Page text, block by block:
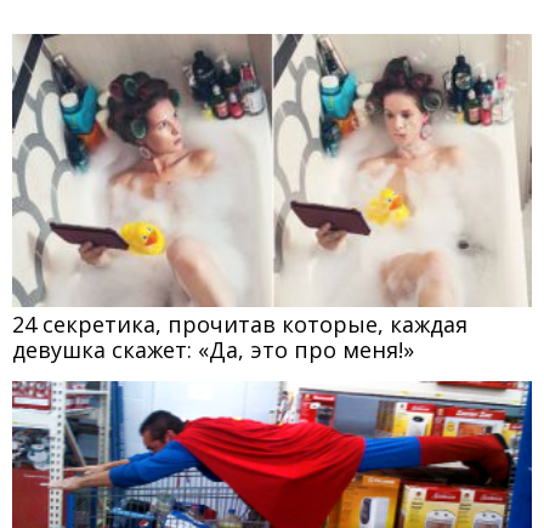
24 секретика, прочитав которые, каждая
девушка скажет: «Да, это про меня!»